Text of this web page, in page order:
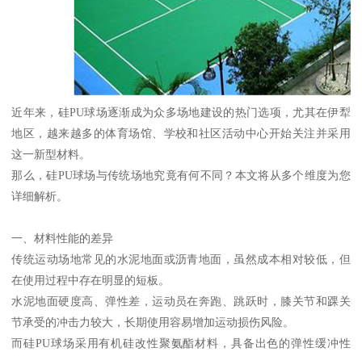
近年来，硅PU球场逐渐成为众多场地建设的热门选项，尤其在伊犁
地区，越来越多的体育场馆、学校和社区活动中心开始关注并采用
这一新型材料。
那么，硅PU球场与传统场地究竟有何不同？本文将从多个维度为您
详细解析。
一、材料性能的差异
传统运动场地常见的水泥地面或沥青地面，虽然成本相对较低，但
在使用过程中存在明显的短板。
水泥地面硬度高、弹性差，运动员在奔跑、跳跃时，膝关节和踝关
节承受的冲击力较大，长期使用容易增加运动损伤风险。
而硅PU球场采用有机硅改性聚氨酯材料，具备出色的弹性缓冲性